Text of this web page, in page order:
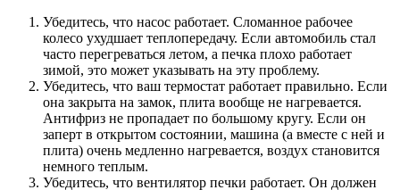
Убедитесь, что насос работает. Сломанное рабочее
колесо ухудшает теплопередачу. Если автомобиль стал
часто перегреваться летом, а печка плохо работает
зимой, это может указывать на эту проблему.
Убедитесь, что ваш термостат работает правильно. Если
она закрыта на замок, плита вообще не нагревается.
Антифриз не пропадает по большому кругу. Если он
заперт в открытом состоянии, машина (а вместе с ней и
плита) очень медленно нагревается, воздух становится
немного теплым.
Убедитесь, что вентилятор печки работает. Он должен